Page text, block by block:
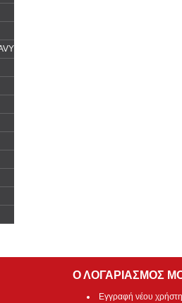
Ο ΛΟΓΑΡΙΑΣΜΟΣ
Εγγραφή νέου χρήστη